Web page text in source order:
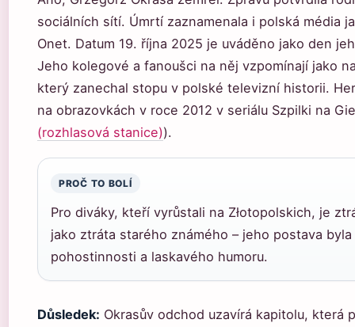
sociálních sítí. Úmrtí zaznamenala i polská média
Onet. Datum 19. října 2025 je uváděno jako den
Jeho kolegové a fanoušci na něj vzpomínají jako
který zanechal stopu v polské televizní historii.
na obrazovkách v roce 2012 v seriálu Szpilki na
(rozhlasová stanice)).
PROČ TO BOLÍ
Pro diváky, kteří vyrůstali na Złotopolskich, je
jako ztráta starého známého – jeho postava
pohostinnosti a laskavého humoru.
Důsledek: Okrasův odchod uzavírá kapitolu, která